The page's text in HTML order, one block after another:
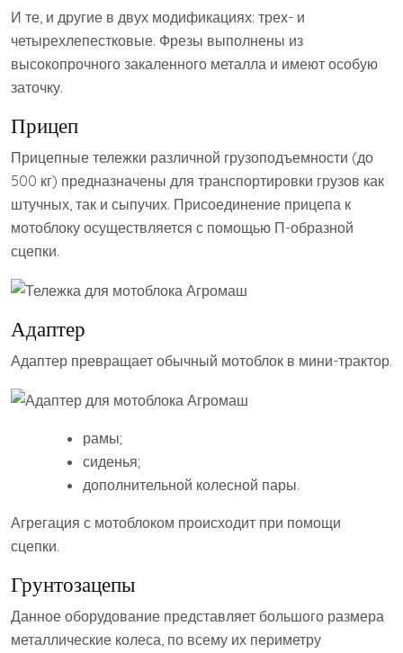
И те, и другие в двух модификациях: трех- и
четырехлепестковые. Фрезы выполнены из
высокопрочного закаленного металла и имеют особую
заточку.
Прицеп
Прицепные тележки различной грузоподъемности (до
500 кг) предназначены для транспортировки грузов как
штучных, так и сыпучих. Присоединение прицепа к
мотоблоку осуществляется с помощью П-образной
сцепки.
Адаптер
Адаптер превращает обычный мотоблок в мини-трактор.
рамы;
сиденья;
дополнительной колесной пары.
Агрегация с мотоблоком происходит при помощи
сцепки.
Грунтозацепы
Данное оборудование представляет большого размера
металлические колеса, по всему их периметру